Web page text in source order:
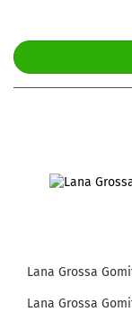
Lana Grossa
Lana Grossa